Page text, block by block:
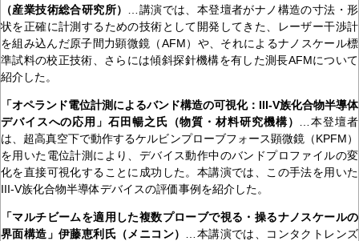
（産業技術総合研究所）
…講演では、本登壇者がナノ構造の寸法・形
状を正確に計測するための技術として開発してきた、レーザー干渉計
を組み込んだ原子間力顕微鏡（AFM）や、それによるナノスケール標
準試料の校正技術、さらには傾斜探針機構を有した測長AFMについて
紹介した。
「オペランド電位計測によるバンド構造の可視化：III-V族化合物半導体
デバイスへの応用」石田暢之氏（物質・材料研究機構）
…本登壇者
は、超高真空下で動作するケルビンプローブフォース顕微鏡（KPFM）
を用いた電位計測により、デバイス動作中のバンドプロファイルの変
化を直接可視化することに成功した。本講演では、この手法を用いた
III-V族化合物半導体デバイスの評価事例を紹介した。
「マルチビームを適用した複数プローブで視る・操るナノスケールの
界面構造」伊藤恵利氏（メニコン）
…本講演では、コンタクトレンズ